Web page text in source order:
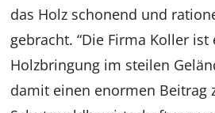
das Holz schonend und
gebracht. “Die Firma Koller
Holzbringung im steilen
damit einen enormen Beitrag